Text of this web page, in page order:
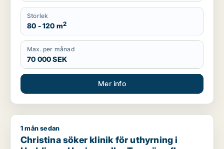
Storlek
80 - 120 m2
Max. per månad
70 000 SEK
Mer info
Christina söker klinik för uthyrning i Huddinge, Haninge eller
1 mån sedan
Christina söker klinik för uthyrning i